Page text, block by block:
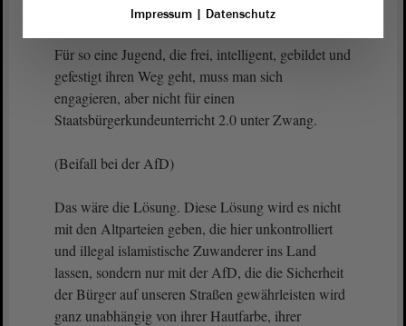
(Zustimmung von Nadine Koppehel, AfD)
Für so eine Jugend, die frei, intelligent, gebildet und
gefestigt ihren Weg geht, muss man sich
engagieren, aber nicht für einen
Staatsbürgerkundeunterricht 2.0 unter Zwang.
(Beifall bei der AfD)
Das wäre die Lösung. Diese Lösung wird es nicht
mit den Altparteien geben, die hier unkontrolliert
und illegal islamistische Zuwanderer ins Land
lassen, sondern nur mit der AfD, die die Sicherheit
der Bürger auf unseren Straßen gewährleisten wird
ganz unabhängig von ihrer Hautfarbe, ihrer
Impressum| Datenschutz